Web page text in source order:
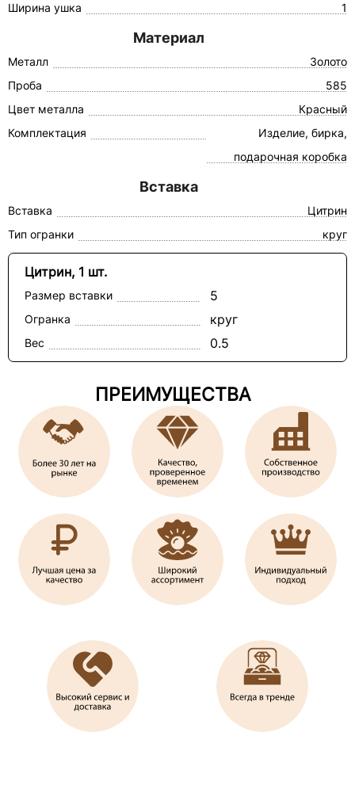
Ширина ушка
1
Материал
Металл
Золото
Проба
585
Цвет металла
Красный
Комплектация
Изделие, бирка,
подарочная коробка
Вставка
Вставка
Цитрин
Тип огранки
круг
Цитрин, 1 шт.
Размер вставки 5
Огранка круг
Вес 0.5
ПРЕИМУЩЕСТВА